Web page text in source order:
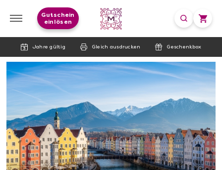
Jahre gültig Gleich ausdrucken Geschenkbox
Gutschein
einlösen